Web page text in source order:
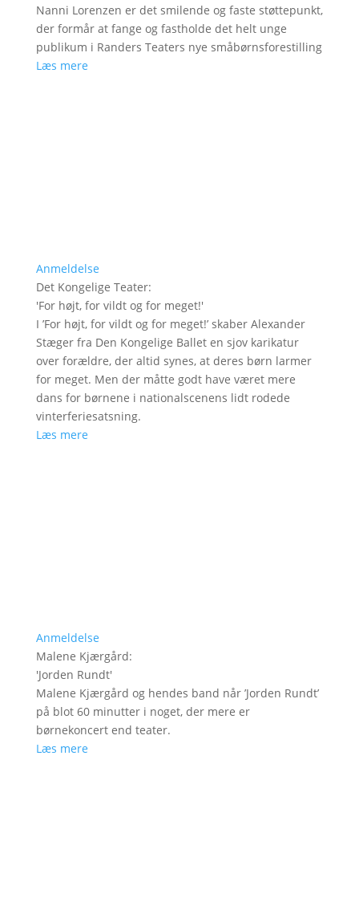
Nanni Lorenzen er det smilende og faste støttepunkt,
der formår at fange og fastholde det helt unge
publikum i Randers Teaters nye småbørnsforestilling
Læs mere
Anmeldelse
Det Kongelige Teater:
'For højt, for vildt og for meget!'
I ’For højt, for vildt og for meget!’ skaber Alexander
Stæger fra Den Kongelige Ballet en sjov karikatur
over forældre, der altid synes, at deres børn larmer
for meget. Men der måtte godt have været mere
dans for børnene i nationalscenens lidt rodede
vinterferiesatsning.
Læs mere
Anmeldelse
Malene Kjærgård:
'Jorden Rundt'
Malene Kjærgård og hendes band når ’Jorden Rundt’
på blot 60 minutter i noget, der mere er
børnekoncert end teater.
Læs mere